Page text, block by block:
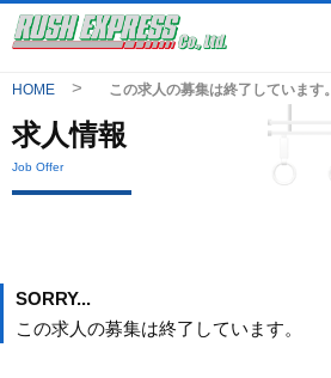
HOME この求人の募集は終了しています。
求人情報
Job Offer
SORRY...
この求人の募集は終了しています。